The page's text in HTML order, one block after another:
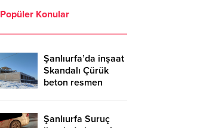
Popüler Konular
Şanlıurfa’da inşaat
Skandalı Çürük
beton resmen
Şanlıurfa Suruç